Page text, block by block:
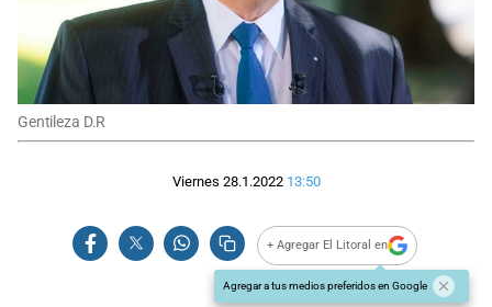
Gentileza D.R
Viernes 28.1.2022 13:50
+ Agregar El Litoral en
Agregar a tus medios preferidos en Google